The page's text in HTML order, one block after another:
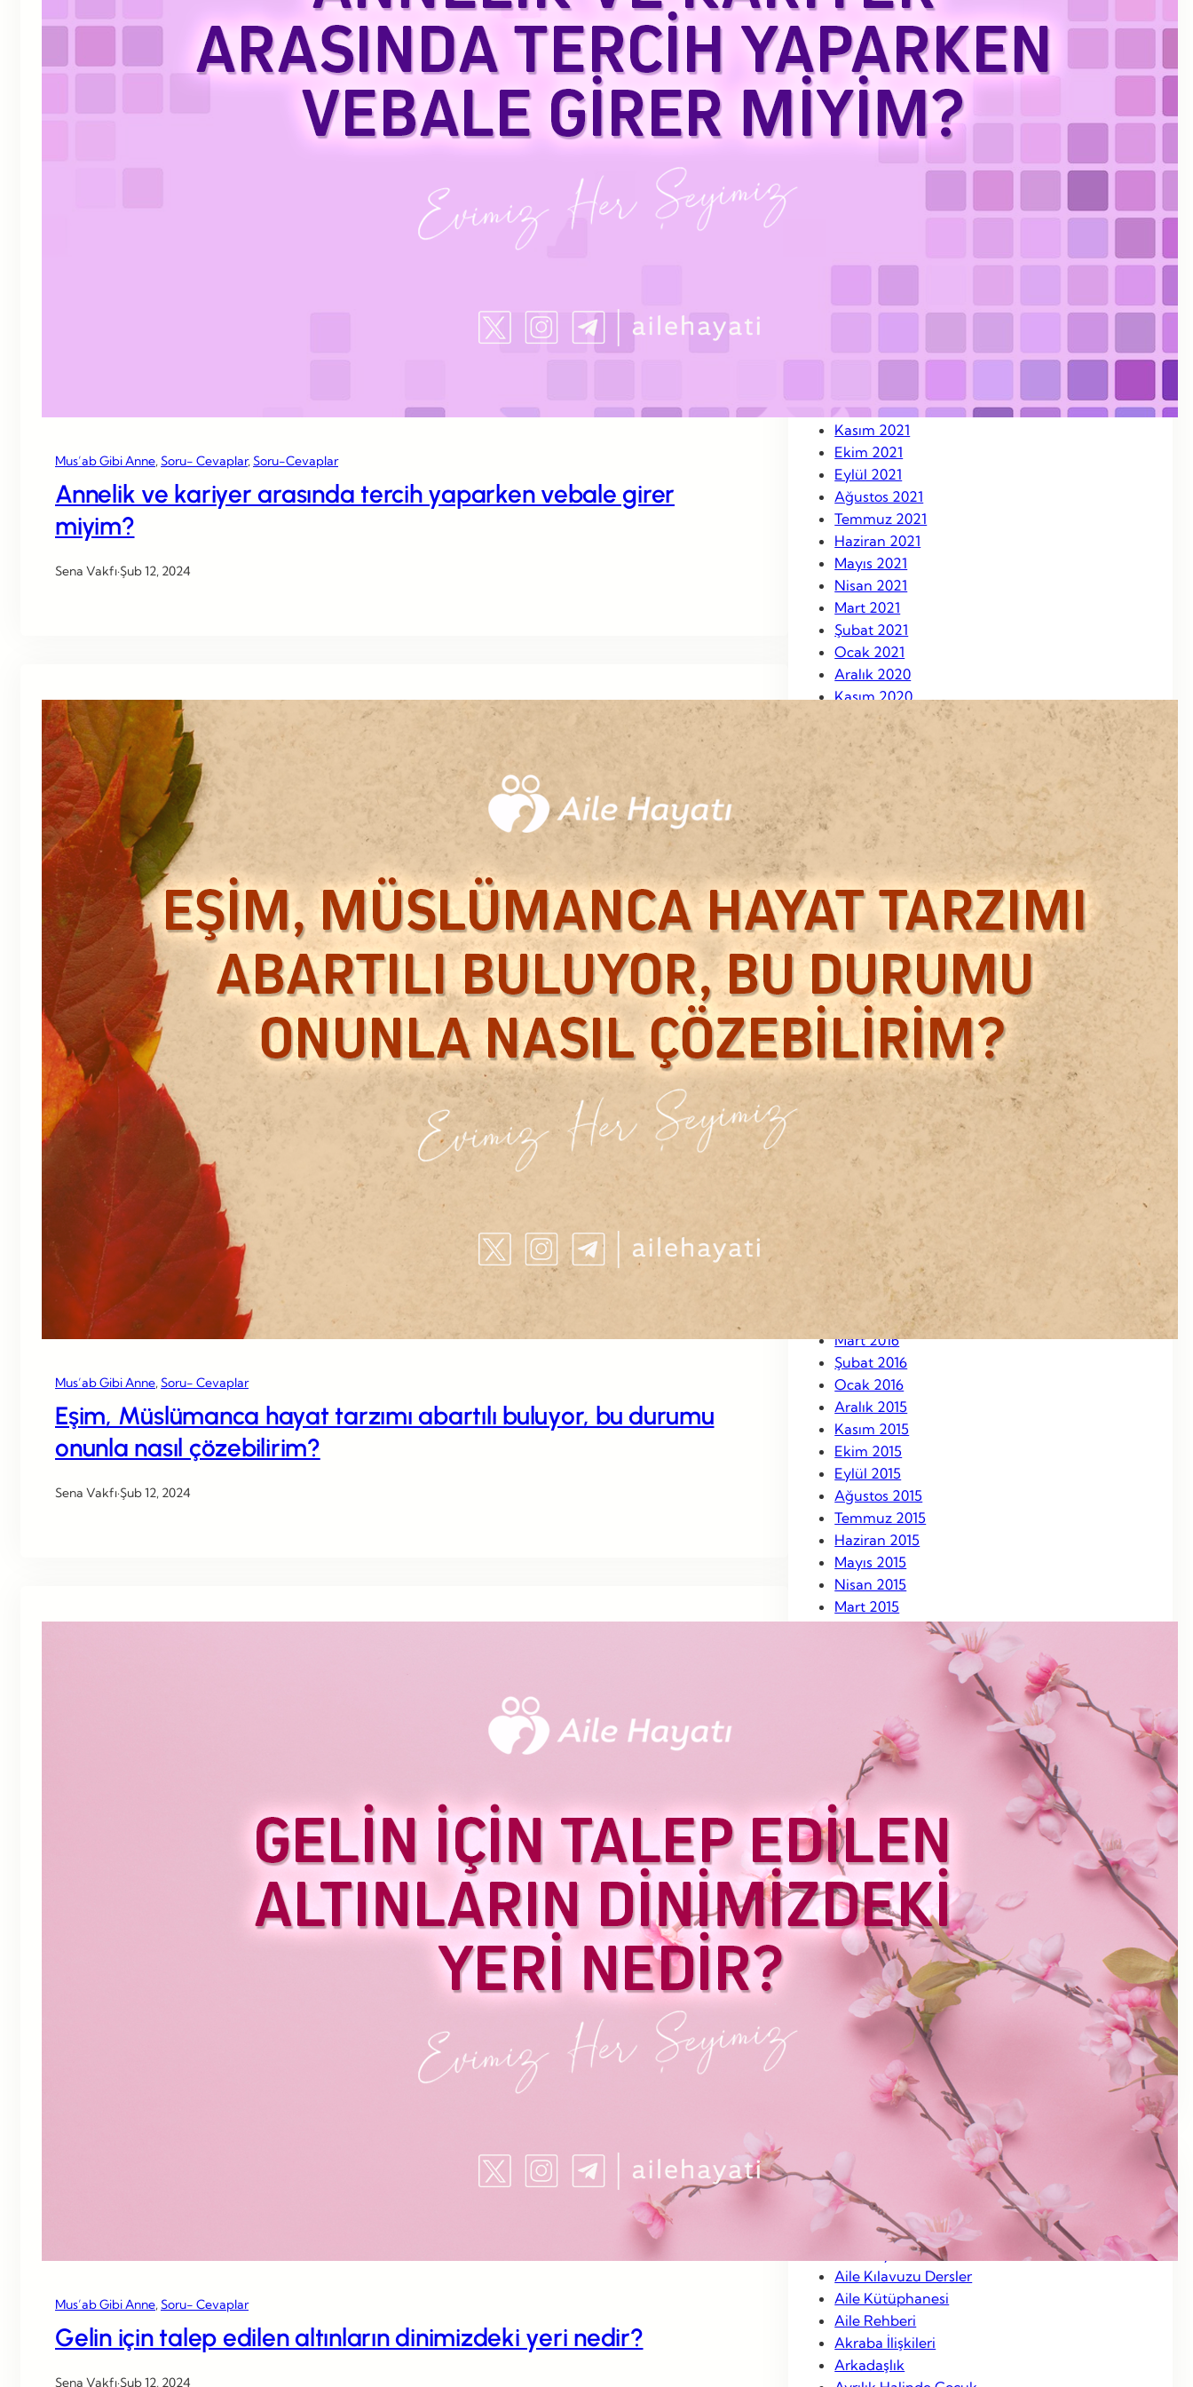
Mus’ab Gibi Anne, Soru- Cevaplar, Soru-Cevaplar
Annelik ve kariyer arasında tercih yaparken vebale girer
miyim?
Sena Vakfı·Şub 12, 2024
Mus’ab Gibi Anne, Soru- Cevaplar
Eşim, Müslümanca hayat tarzımı abartılı buluyor, bu durumu
onunla nasıl çözebilirim?
Sena Vakfı·Şub 12, 2024
Mus’ab Gibi Anne, Soru- Cevaplar
Gelin için talep edilen altınların dinimizdeki yeri nedir?
Sena Vakfı·Şub 12, 2024
Kasım 2023
Eylül 2023
Ağustos 2023
Temmuz 2023
Haziran 2023
Mayıs 2023
Mart 2023
Haziran 2022
Nisan 2022
Aralık 2021
Kasım 2021
Ekim 2021
Eylül 2021
Ağustos 2021
Temmuz 2021
Haziran 2021
Mayıs 2021
Nisan 2021
Mart 2021
Şubat 2021
Ocak 2021
Aralık 2020
Kasım 2020
Ekim 2020
Eylül 2020
Ağustos 2020
Ağustos 2019
Ekim 2018
Eylül 2018
Mart 2018
Şubat 2018
Ocak 2018
Aralık 2017
Kasım 2017
Ekim 2017
Eylül 2017
Ağustos 2017
Temmuz 2017
Haziran 2017
Mayıs 2017
Nisan 2017
Aralık 2016
Kasım 2016
Eylül 2016
Ağustos 2016
Temmuz 2016
Haziran 2016
Mayıs 2016
Nisan 2016
Mart 2016
Şubat 2016
Ocak 2016
Aralık 2015
Kasım 2015
Ekim 2015
Eylül 2015
Ağustos 2015
Temmuz 2015
Haziran 2015
Mayıs 2015
Nisan 2015
Mart 2015
Eylül 2014
Ağustos 2014
Temmuz 2014
Haziran 2014
Mayıs 2014
Nisan 2014
Mart 2014
Haziran 2013
Mayıs 2013
Nisan 2013
Mart 2013
Şubat 2013
Ocak 2013
Kasım 2012
Ocak 2012
Categories
Aile Kılavuzu Dersler
Aile Kütüphanesi
Aile Rehberi
Akraba İlişkileri
Arkadaşlık